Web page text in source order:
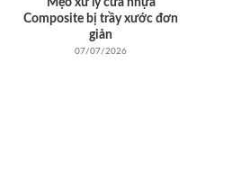
Mẹo xử lý cửa nhựa
Composite bị trầy xước đơn
giản
07/07/2026